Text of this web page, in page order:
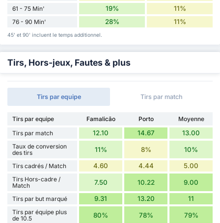
61 - 75 Min' 19% 11%
76 - 90 Min' 28% 11%
45' et 90' incluent le temps additionnel.
Tirs, Hors-jeux, Fautes & plus
Tirs par equipe Tirs par match
Tirs par equipe Famalicão Porto
Moyenne
Tirs par match
12.10 14.67 13.00
Taux de conversion
des tirs
11% 8% 10%
Tirs cadrés / Match 4.60 4.44 5.00
Tirs Hors-cadre /
Match
7.50 10.22 9.00
Tirs par but marqué 9.31 13.20 11
Tirs par équipe plus
de 10.5
80% 78% 79%